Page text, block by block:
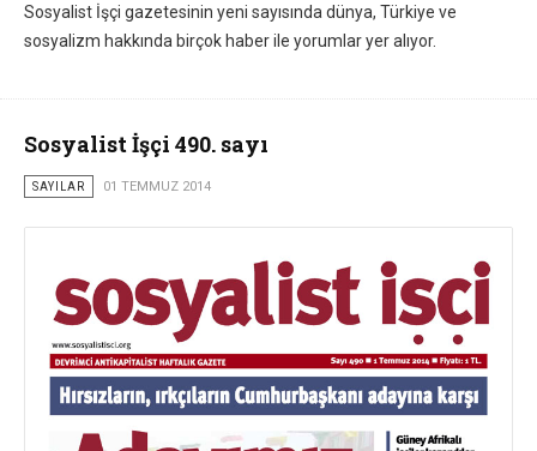
Sosyalist İşçi gazetesinin yeni sayısında dünya, Türkiye ve
sosyalizm hakkında birçok haber ile yorumlar yer alıyor.
Sosyalist İşçi 490. sayı
SAYILAR 01 TEMMUZ 2014